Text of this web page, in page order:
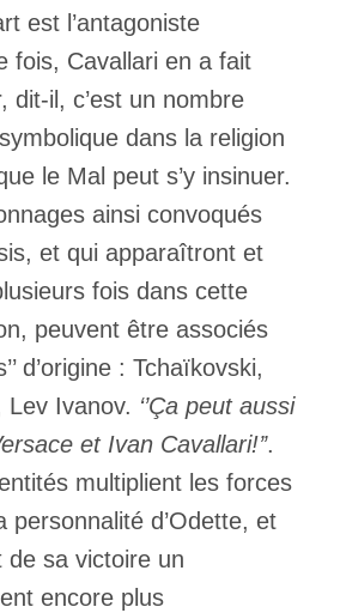
est l’antagoniste
fois, Cavallari en a fait
dit-il, c’est un nombre
dans la religion
le Mal peut s’y insinuer.
ainsi convoqués
et qui apparaîtront et
fois dans cette
peuvent être associés
d’origine : Tchaïkovski,
Lev Ivanov. ‘’Ça peut aussi
et Ivan Cavallari!’’.
multiplient les forces
personnalité d’Odette, et
de sa victoire un
encore plus